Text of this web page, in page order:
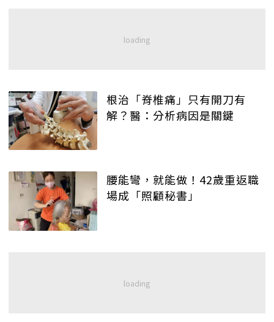
根治「脊椎痛」只有開刀有
解？醫：分析病因是關鍵
腰能彎，就能做！42歲重返職
場成「照顧秘書」